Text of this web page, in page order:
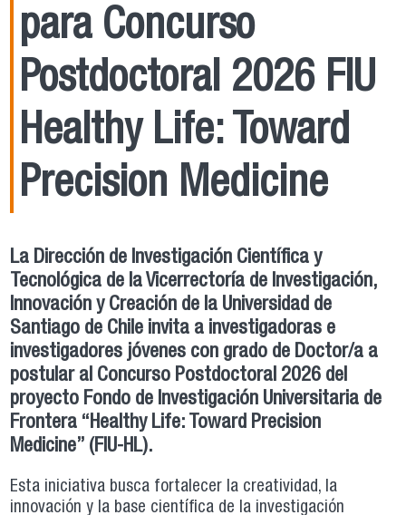
para Concurso
Postdoctoral 2026 FIU
Healthy Life: Toward
Precision Medicine
La Dirección de Investigación Científica y
Tecnológica de la Vicerrectoría de Investigación,
Innovación y Creación de la Universidad de
Santiago de Chile invita a investigadoras e
investigadores jóvenes con grado de Doctor/a a
postular al Concurso Postdoctoral 2026 del
proyecto Fondo de Investigación Universitaria de
Frontera “Healthy Life: Toward Precision
Medicine” (FIU-HL).
Esta iniciativa busca fortalecer la creatividad, la
innovación y la base científica de la investigación